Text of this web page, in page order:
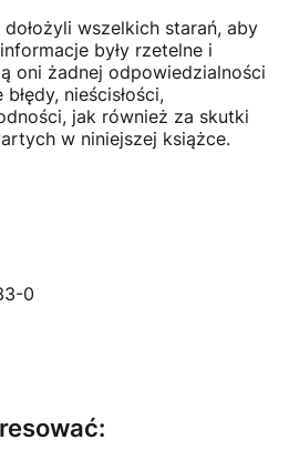
wszelkich starań, aby
były rzetelne i
oni żadnej odpowiedzialności
nieścisłości,
jak również za skutki
w niniejszej książce.
0